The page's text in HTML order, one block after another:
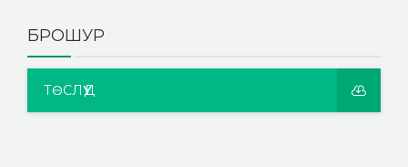
БРОШУР
ТӨСЛҮҮД